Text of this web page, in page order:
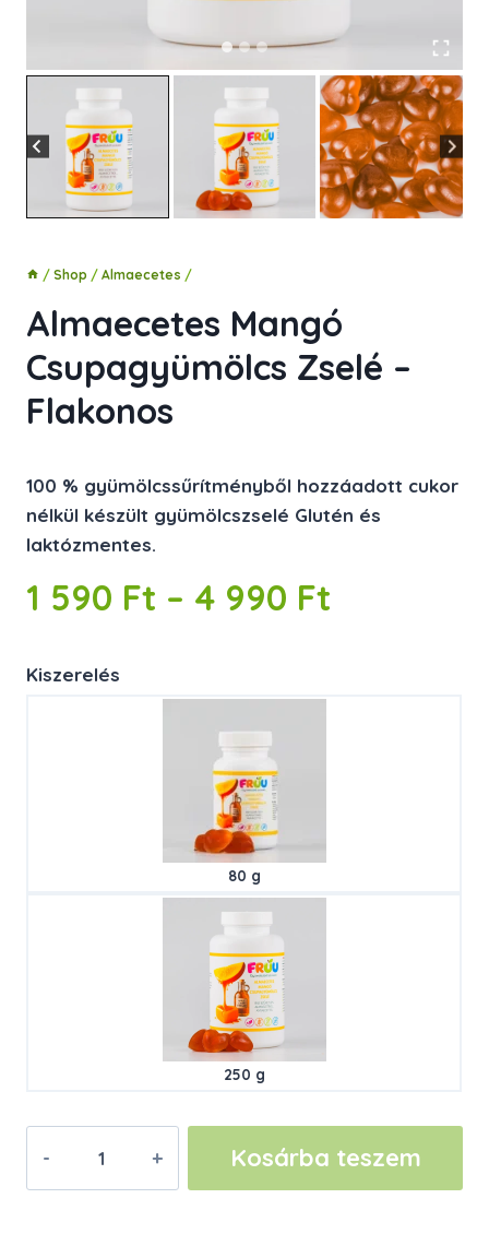
/ Shop / Almaecetes /
Almaecetes Mangó
Csupagyümölcs Zselé –
Flakonos
100 % gyümölcssűrítményből hozzáadott cukor
nélkül készült gyümölcszselé Glutén és
laktózmentes.
1 590 Ft – 4 990 Ft
Kiszerelés
80 g
250 g
Kosárba teszem